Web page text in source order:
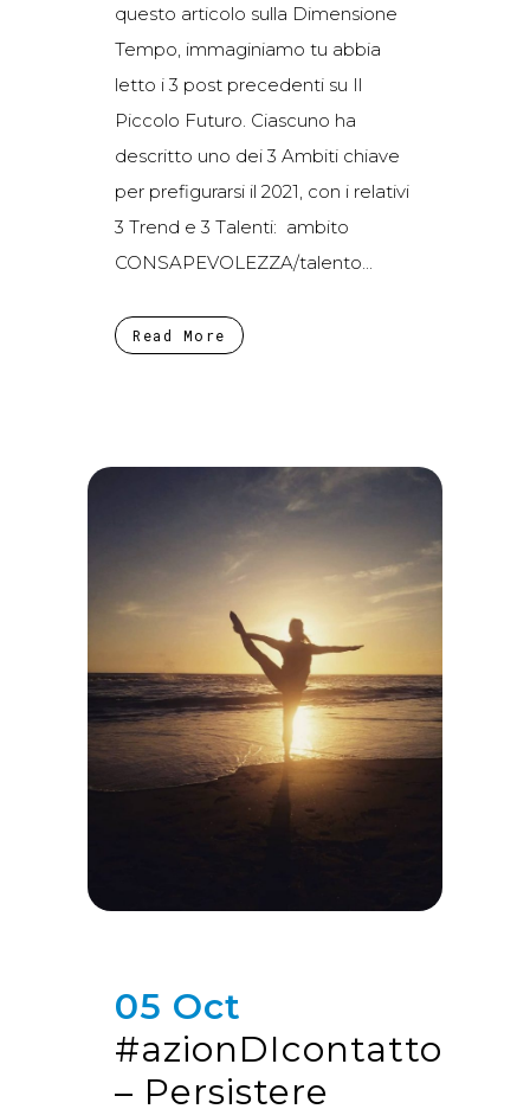
questo articolo sulla Dimensione
Tempo, immaginiamo tu abbia
letto i 3 post precedenti su Il
Piccolo Futuro. Ciascuno ha
descritto uno dei 3 Ambiti chiave
per prefigurarsi il 2021, con i relativi
3 Trend e 3 Talenti: ambito
CONSAPEVOLEZZA/talento...
Read More
05 Oct
#azionDIcontatto
– Persistere